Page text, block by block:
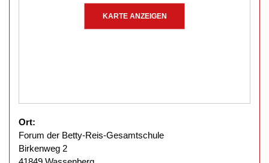
KARTE ANZEIGEN
Ort:
Forum der Betty-Reis-Gesamtschule
Birkenweg 2